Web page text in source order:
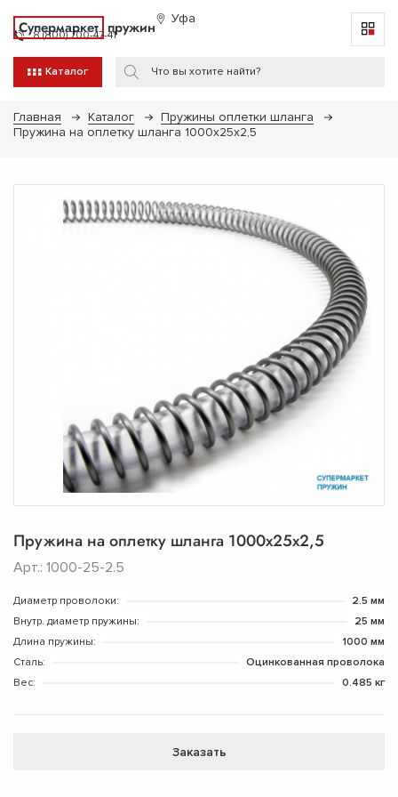
Супермаркет пружин Уфа
8 (800) 700-47-41
Каталог
Главная Каталог
Пружины оплетки шланга
Пружина на оплетку шланга 1000х25х2,5
Пружина на оплетку шланга 1000х25х2,5
Арт.: 1000-25-2.5
Диаметр проволоки:
2.5 мм
Внутр. диаметр пружины:
25 мм
Длина пружины:
1000 мм
Сталь:
Оцинкованная проволока
Вес:
0.485 кг
Заказать